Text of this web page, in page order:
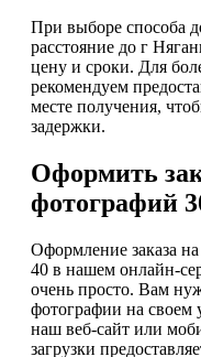
При выборе способа
расстояние до г
цену и сроки. Для
рекомендуем
месте получения,
задержки.
Оформить
фотографий
Оформление заказа
40 в нашем онлайн-
очень просто. Вам
фотографии на своем
наш веб-сайт или
загрузки